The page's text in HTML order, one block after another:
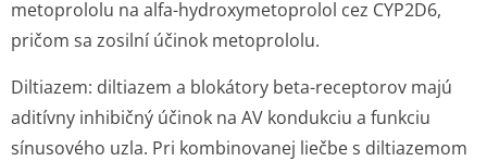
metoprololu na alfa-hydroxymetoprolol cez CYP2D6,
pričom sa zosilní účinok metoprololu.
Diltiazem: diltiazem a blokátory beta-receptorov majú
aditívny inhibičný účinok na AV kondukciu a funkciu
sínusového uzla. Pri kombinovanej liečbe s diltiazemom